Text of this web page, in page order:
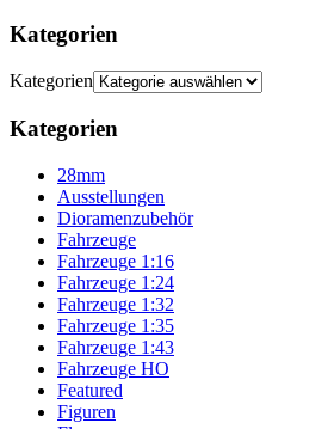
Kategorien
Kategorien
Kategorien
28mm
Ausstellungen
Dioramenzubehör
Fahrzeuge
Fahrzeuge 1:16
Fahrzeuge 1:24
Fahrzeuge 1:32
Fahrzeuge 1:35
Fahrzeuge 1:43
Fahrzeuge HO
Featured
Figuren